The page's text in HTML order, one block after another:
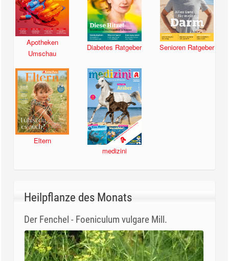
Apotheken
Umschau
Diabetes Ratgeber Senioren Ratgeber
Eltern
medizini
Heilpflanze des Monats
Der Fenchel - Foeniculum vulgare Mill.